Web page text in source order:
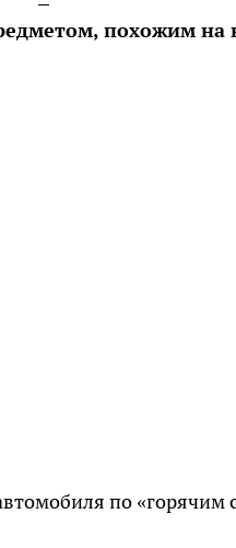
похожим на
по «горячим